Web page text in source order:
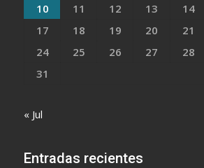
10
11 12 13 14
17
18 19 20 21
24
25 26 27 28
31
« Jul
Entradas recientes